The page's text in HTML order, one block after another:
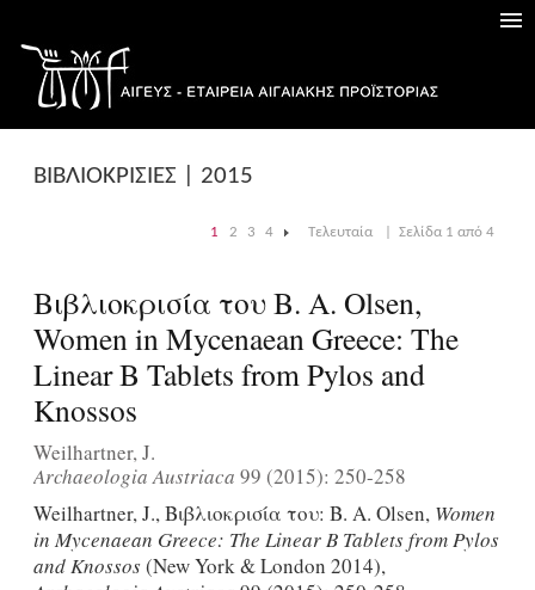
ΒΙΒΛΙΟΚΡΙΣΙΕΣ | 2015
1 2 3 4 Τελευταία Σελίδα 1 από 4
Βιβλιοκρισία του B. A. Olsen,
Women in Mycenaean Greece: The
Linear B Tablets from Pylos and
Knossos
Weilhartner, J.
Archaeologia Austriaca 99 (2015): 250-258
Weilhartner, J., Βιβλιοκρισία του: B. A. Olsen, Women
in Mycenaean Greece: The Linear B Tablets from Pylos
and Knossos(New York & London 2014),